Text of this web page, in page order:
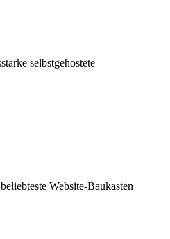
selbstgehostete
Website-Baukasten